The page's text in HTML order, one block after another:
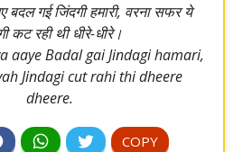
बदल गई जिंदगी हमारी, वरना सफर ये
कट रही थी धीरे-धीरे।
aaye Badal gai Jindagi hamari,
Jindagi cut rahi thi dheere
dheere.